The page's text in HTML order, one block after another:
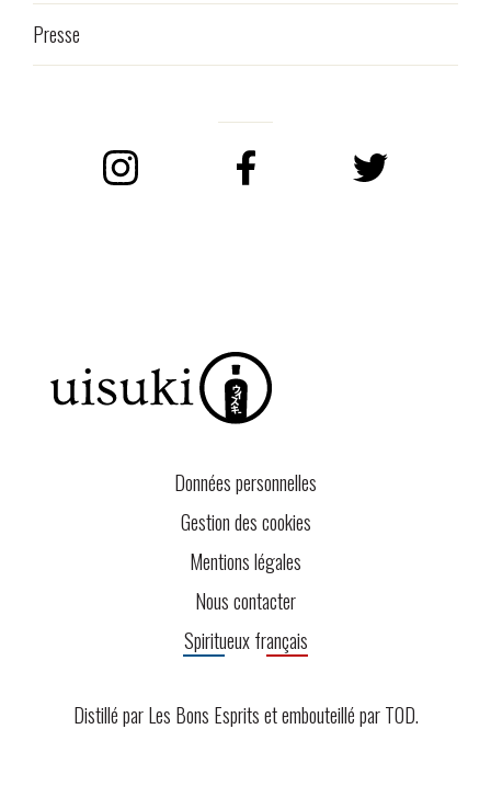
Presse
Données personnelles
Gestion des cookies
Mentions légales
Nous contacter
Spiritueux français
Distillé par Les Bons Esprits et embouteillé parTOD.